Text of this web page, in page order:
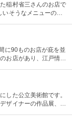
稲村省三さんのお店で
いそうなメニューの
に90ものお店が庇を並
お店があり、江戸情緒
した公立美術館です。
ザイナーの作品展、ラ
ョンを学ぶ方、必見で